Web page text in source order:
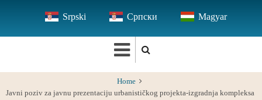
main
Srpski Српски Magyar
Home
Javni poziv za javnu prezentaciju urbanističkog projekta-izgradnja kompleksa